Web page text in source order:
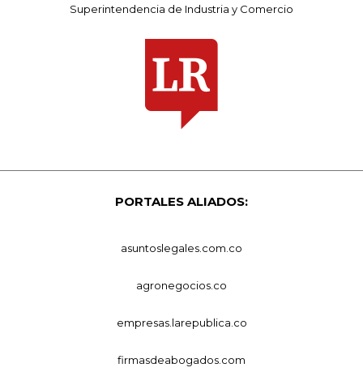
Superintendencia de Industria y Comercio
PORTALES ALIADOS:
asuntoslegales.com.co
agronegocios.co
empresas.larepublica.co
firmasdeabogados.com